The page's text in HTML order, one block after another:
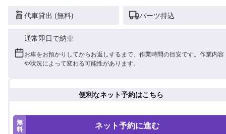
代車貸出 (無料) パーツ持込
通常即日で納車
お車をお預かりしてからお返しするまで、作業時間の目安です。作業内容
や状況によって変わる可能性があります。
便利なネット予約はこちら
無
料 ネット予約に進む